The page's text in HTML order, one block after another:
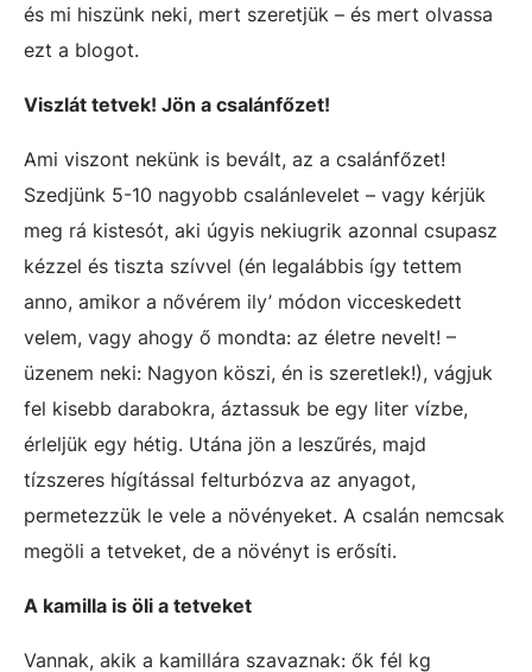
és mi hiszünk neki, mert szeretjük – és mert olvassa
ezt a blogot.
Viszlát tetvek! Jön a csalánfőzet!
Ami viszont nekünk is bevált, az a csalánfőzet!
Szedjünk 5-10 nagyobb csalánlevelet – vagy kérjük
meg rá kistesót, aki úgyis nekiugrik azonnal csupasz
kézzel és tiszta szívvel (én legalábbis így tettem
anno, amikor a nővérem ily’ módon vicceskedett
velem, vagy ahogy ő mondta: az életre nevelt! –
üzenem neki: Nagyon köszi, én is szeretlek!), vágjuk
fel kisebb darabokra, áztassuk be egy liter vízbe,
érleljük egy hétig. Utána jön a leszűrés, majd
tízszeres hígítással felturbózva az anyagot,
permetezzük le vele a növényeket. A csalán nemcsak
megöli a tetveket, de a növényt is erősíti.
A kamilla is öli a tetveket
Vannak, akik a kamillára szavaznak: ők fél kg